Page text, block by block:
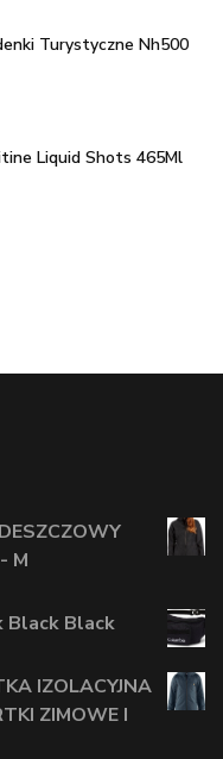
Turystyczne Nh500
Liquid Shots 465Ml
M
Black Black
IZOLACYJNA
ZIMOWE I